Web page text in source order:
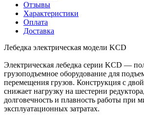
Отзывы
Характеристики
Оплата
Доставка
Лебедка электрическая модели KCD
Электрическая лебедка серии KCD —
грузоподъемное оборудование для
перемещения грузов. Конструкция с
снижает нагрузку на шестерни
долговечность и плавность работы при
эксплуатационных затратах.